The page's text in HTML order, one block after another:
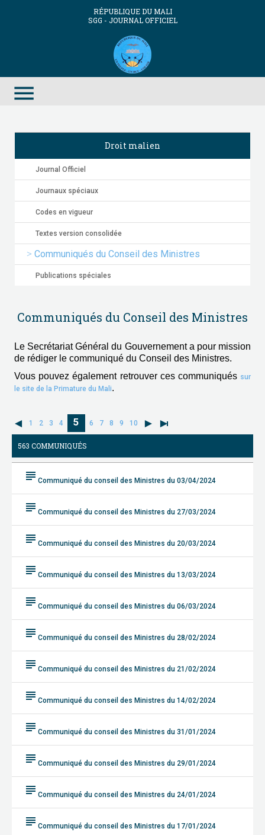
RÉPUBLIQUE DU MALI
SGG - JOURNAL OFFICIEL
menu
Droit malien
Journal Officiel
Journaux spéciaux
Codes en vigueur
Textes version consolidée
Communiqués du Conseil des Ministres
Publications spéciales
Communiqués du Conseil des Ministres
Le Secrétariat Général du Gouvernement a pour mission
de rédiger le communiqué du Conseil des Ministres.
Vous pouvez également retrouver ces communiqués sur
le site de la Primature du Mali.
1 2 3 4 5 6 7 8 9 10
563 COMMUNIQUÉS
subject Communiqué du conseil des Ministres du 03/04/2024
subject Communiqué du conseil des Ministres du 27/03/2024
subject Communiqué du conseil des Ministres du 20/03/2024
subject Communiqué du conseil des Ministres du 13/03/2024
subject Communiqué du conseil des Ministres du 06/03/2024
subject Communiqué du conseil des Ministres du 28/02/2024
subject Communiqué du conseil des Ministres du 21/02/2024
subject Communiqué du conseil des Ministres du 14/02/2024
subject Communiqué du conseil des Ministres du 31/01/2024
subject Communiqué du conseil des Ministres du 29/01/2024
subject Communiqué du conseil des Ministres du 24/01/2024
subject Communiqué du conseil des Ministres du 17/01/2024